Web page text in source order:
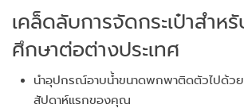
เคล็ดลับการจัดกระเป๋าสำหรั
ศึกษาต่อต่างประเทศ
นำอุปกรณ์อาบน้ำขนาดพกพาติดตัวไปด้วย
สัปดาห์แรกของคุณ